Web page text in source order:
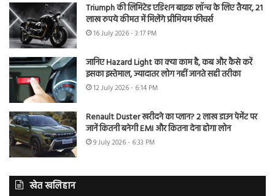
Triumph की लिमिटेड एडिशन बाइक लॉन्च के लिए तैयार, 21
लाख रुपये कीमत में मिलेंगे प्रीमियम फीचर्स
16 July 2026 - 3:17 PM
जानिए Hazard Light का क्या काम है, कब और कैसे करें
इसका इस्तेमाल, ज्यादातर लोग नहीं जानते सही तरीका
12 July 2026 - 6:14 PM
Renault Duster खरीदने का प्लान? 2 लाख डाउन पेमेंट पर
जानें कितनी बनेगी EMI और कितना देना होगा लोन
9 July 2026 - 6:33 PM
खेत खलिहान